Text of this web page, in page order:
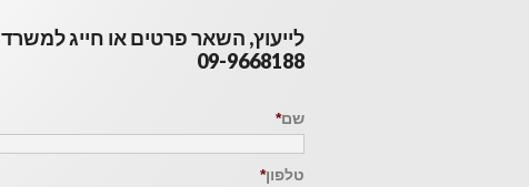
לייעוץ, השאר פרטים או חייג למשרד
09-9668188
שם*
טלפון*